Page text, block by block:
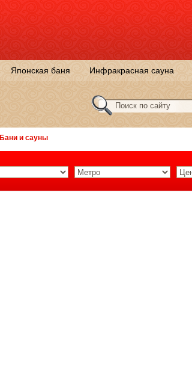
Японская баня Инфракрасная сауна
Бани и сауны